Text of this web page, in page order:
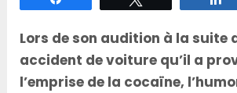
Lors de son audition à la suite
accident de voiture qu’il a
l’emprise de la cocaïne,